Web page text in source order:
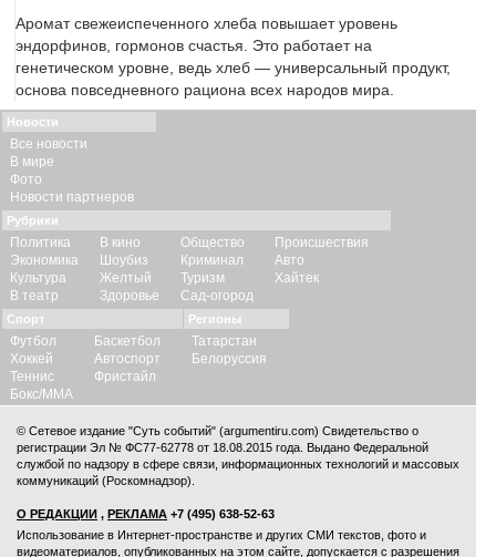
Аромат свежеиспеченного хлеба повышает уровень
эндорфинов, гормонов счастья. Это работает на
генетическом уровне, ведь хлеб — универсальный продукт,
основа повседневного рациона всех народов мира.
Новости
Все новости
В мире
Фото
Новости партнеров
Рубрики
Политика
Экономика
Культура
В театр
В кино
Шоубиз
Желтый
Здоровье
Общество
Криминал
Туризм
Сад-огород
Происшествия
Авто
Хайтек
Спорт
Футбол
Хоккей
Теннис
Бокс/ММА
Баскетбол
Автоспорт
Фристайл
Регионы
Татарстан
Белоруссия
© Сетевое издание "Суть событий" (argumentiru.com) Свидетельство о
регистрации Эл № ФС77-62778 от 18.08.2015 года. Выдано Федеральной
службой по надзору в сфере связи, информационных технологий и массовых
коммуникаций (Роскомнадзор).
О РЕДАКЦИИ , РЕКЛАМА +7 (495) 638-52-63
Использование в Интернет-пространстве и других СМИ текстов, фото и
видеоматериалов, опубликованных на этом сайте, допускается с разрешения